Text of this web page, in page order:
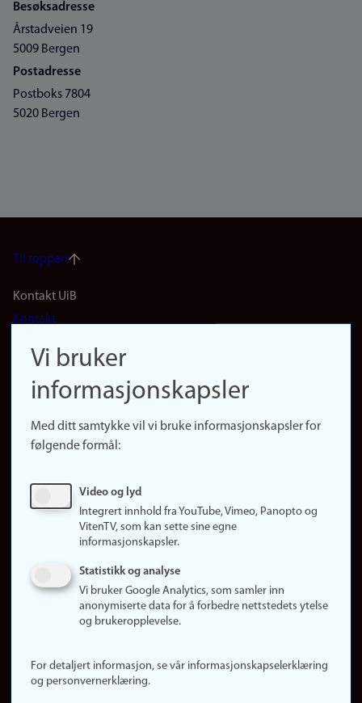
Besøksadresse
Årstadveien 19
5009 Bergen
Postadresse
Postboks 7804
5020 Bergen
Til toppen
Footer
(no)
Kontakt UiB
Kontakt
Finn forsker
Presse
Finn studier
Ledige stillinger
Om nettstedet
Informasjonskapsler
Personvern
Vi bruker
informasjonskapsler
Med ditt samtykke vil vi bruke informasjonskapsler for
følgende formål:
Video og lyd
Integrert innhold fra YouTube, Vimeo, Panopto og
VitenTV, som kan sette sine egne
informasjonskapsler.
Statistikk og analyse
Vi bruker Google Analytics, som samler inn
anonymiserte data for å forbedre nettstedets ytelse
og brukeropplevelse.
For detaljert informasjon, se vår informasjonskapselerklæring
og personvernerklæring.